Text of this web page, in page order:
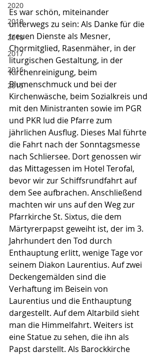
2020
2019
2018
2017
2016
2015
Es war schön, miteinander
unterwegs zu sein: Als Danke für die
treuen Dienste als Mesner,
Chormitglied, Rasenmäher, in der
liturgischen Gestaltung, in der
Kirchenreinigung, beim
Blumenschmuck und bei der
Kirchenwäsche, beim Sozialkreis und
mit den Ministranten sowie im PGR
und PKR lud die Pfarre zum
jährlichen Ausflug. Dieses Mal führte
die Fahrt nach der Sonntagsmesse
nach Schliersee. Dort genossen wir
das Mittagessen im Hotel Terofal,
bevor wir zur Schiffsrundfahrt auf
dem See aufbrachen. Anschließend
machten wir uns auf den Weg zur
Pfarrkirche St. Sixtus, die dem
Märtyrerpapst geweiht ist, der im 3.
Jahrhundert den Tod durch
Enthauptung erlitt, wenige Tage vor
seinem Diakon Laurentius. Auf zwei
Deckengemälden sind die
Verhaftung im Beisein von
Laurentius und die Enthauptung
dargestellt. Auf dem Altarbild sieht
man die Himmelfahrt. Weiters ist
eine Statue zu sehen, die ihn als
Papst darstellt. Als Barockkirche